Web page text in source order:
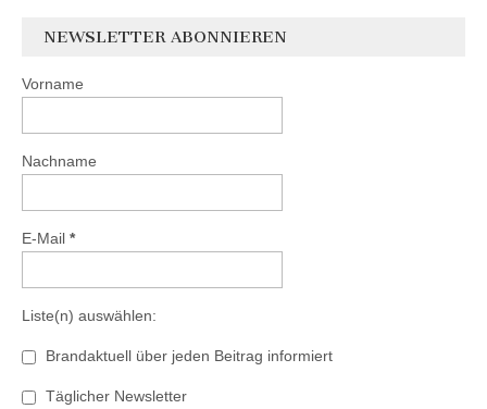
NEWSLETTER ABONNIEREN
Vorname
Nachname
E-Mail *
Liste(n) auswählen:
Brandaktuell über jeden Beitrag informiert
Täglicher Newsletter